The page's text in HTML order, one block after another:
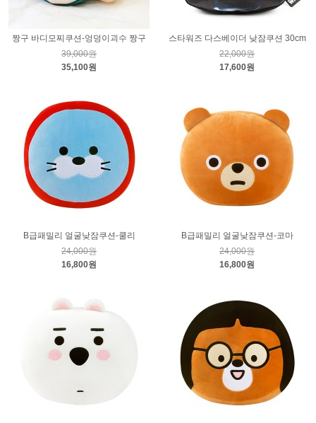
짱구 바디모찌쿠션-엉덩이괴수 짱구
39,000원
35,100원
스타워즈 다스베이더 낮잠쿠션 30cm
22,000원
17,600원
B급패밀리 얼굴낮잠쿠션-쿨리
24,000원
16,800원
B급패밀리 얼굴낮잠쿠션-코마
24,000원
16,800원